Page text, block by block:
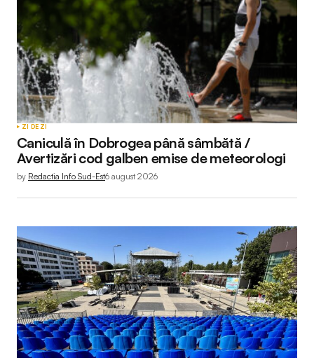
ZI DE ZI
Caniculă în Dobrogea până sâmbătă /
Avertizări cod galben emise de meteorologi
by Redactia Info Sud-Est6 august 2026